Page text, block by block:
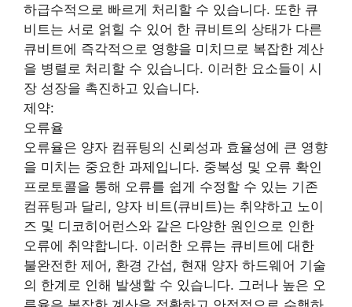
하급수적으로 빠르게 처리할 수 있습니다. 또한 큐
비트는 서로 얽힐 수 있어 한 큐비트의 상태가 다른
큐비트에 즉각적으로 영향을 미치므로 복잡한 계산
을 병렬로 처리할 수 있습니다. 이러한 요소들이 시
장 성장을 촉진하고 있습니다.
제약:
오류율
오류율은 양자 컴퓨팅의 신뢰성과 효율성에 큰 영향
을 미치는 중요한 과제입니다. 중복성 및 오류 확인
프로토콜을 통해 오류를 쉽게 수정할 수 있는 기존
컴퓨팅과 달리, 양자 비트(큐비트)는 취약하고 노이
즈 및 디코히어런스와 같은 다양한 원인으로 인한
오류에 취약합니다. 이러한 오류는 큐비트에 대한
불완전한 제어, 환경 간섭, 현재 양자 하드웨어 기술
의 한계로 인해 발생할 수 있습니다. 그러나 높은 오